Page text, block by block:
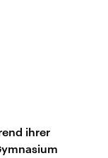
ihrer